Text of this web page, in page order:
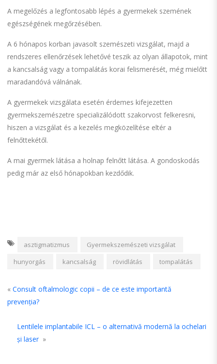
A megelőzés a legfontosabb lépés a gyermekek szemének
egészségének megőrzésében.
A 6 hónapos korban javasolt szemészeti vizsgálat, majd a
rendszeres ellenőrzések lehetővé teszik az olyan állapotok, mint
a kancsalság vagy a tompalátás korai felismerését, még mielőtt
maradandóvá válnának.
A gyermekek vizsgálata esetén érdemes kifejezetten
gyermekszemészetre specializálódott szakorvost felkeresni,
hiszen a vizsgálat és a kezelés megközelítése eltér a
felnőttekétől.
A mai gyermek látása a holnap felnőtt látása. A gondoskodás
pedig már az első hónapokban kezdődik.
asztigmatizmus
Gyermekszemészeti vizsgálat
hunyorgás
kancsalság rövidlátás tompalátás
« Consult oftalmologic copii – de ce este importantă
prevenția?
Lentilele implantabile ICL – o alternativă modernă la ochelari
și laser »